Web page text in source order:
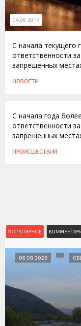
04.08.2017
С начала текущего
ответственности
запрещенных
НОВОСТИ
С начала года
ответственности
запрещенных
ПРОИСШЕСТВИЯ
ПОПУЛЯРНОЕ
06.08.2026